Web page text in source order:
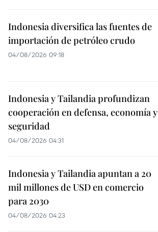
Indonesia diversifica las fuentes de
importación de petróleo crudo
04/08/2026 09:18
Indonesia y Tailandia profundizan
cooperación en defensa, economía y
seguridad
04/08/2026 04:31
Indonesia y Tailandia apuntan a 20
mil millones de USD en comercio
para 2030
04/08/2026 04:23